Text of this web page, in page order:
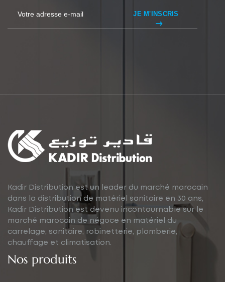
JE M'INSCRIS
Kadir Distribution est un leader du marché marocain
dans la distribution de matériel sanitaire en 30 ans,
Kadir Distribution est devenu incontournable sur le
marché marocain de négoce en matériel du
carrelage, sanitaire, robinetterie, plomberie,
chauffage et climatisation.
Nos produits